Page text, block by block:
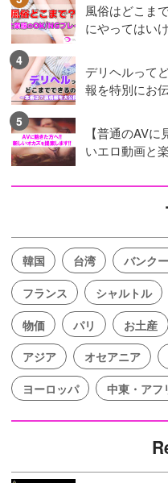
風俗はどこま
にやってはい
デリヘルって
報を特別にお
【普通のAV
いエロ動画と
韓国 台湾 バンク
フランス
シャルトル
物価
パリ お土産
アジア
オセアニア
ヨーロッパ
中東・アフ